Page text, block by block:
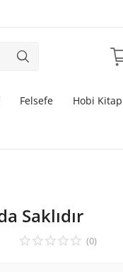
Felsefe Hobi
Saklıdır
(0)